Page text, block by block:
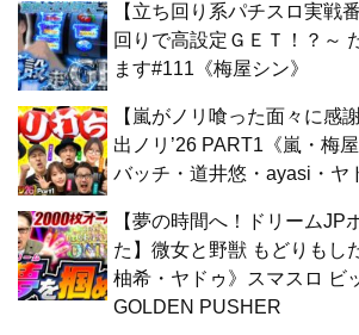
【立ち回り系パチスロ実戦
回りで高設定ＧＥＴ！？～
ます#111《梅屋シン》
【嵐がノリ喰った面々に感
出ノリ’26 PART1《嵐・梅
バッチ・道井悠・ayasi・ヤ
【夢の時間へ！ドリームJP
た】微女と野獣 もどりもし
柚希・ヤドゥ》スマスロ ビ
GOLDEN PUSHER